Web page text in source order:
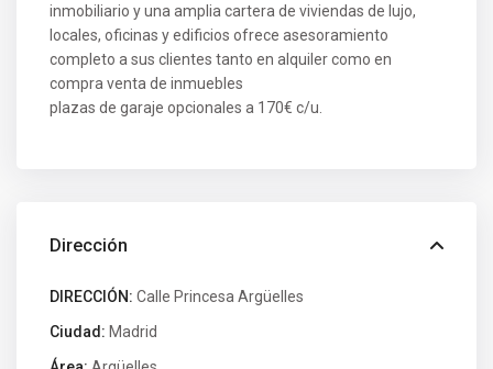
inmobiliario y una amplia cartera de viviendas de lujo,
locales, oficinas y edificios ofrece asesoramiento
completo a sus clientes tanto en alquiler como en
compra venta de inmuebles
plazas de garaje opcionales a 170€ c/u.
Dirección
DIRECCIÓN: Calle Princesa Argüelles
Ciudad: Madrid